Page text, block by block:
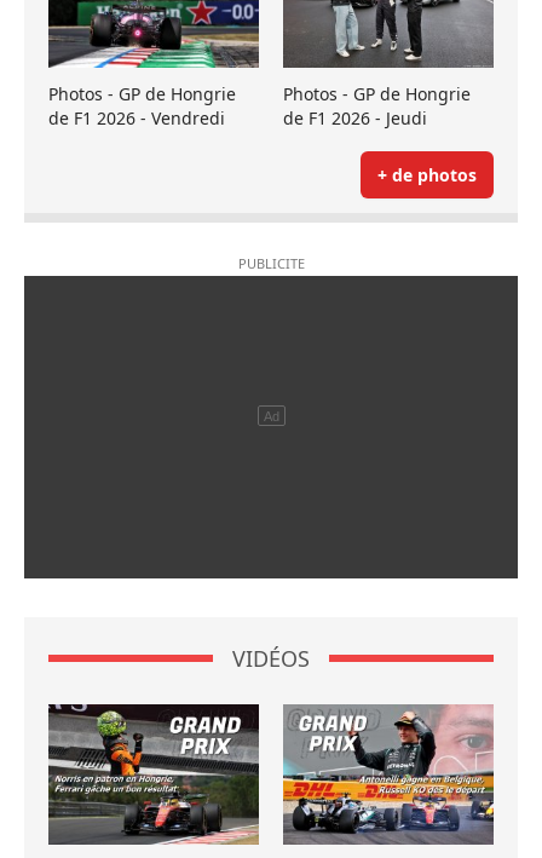
Photos - GP de Hongrie
de F1 2026 - Vendredi
Photos - GP de Hongrie
de F1 2026 - Jeudi
+ de photos
VIDÉOS